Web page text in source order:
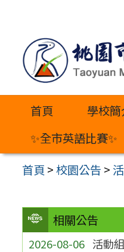
內
首頁 學校簡
✨全市英語比賽✨
首頁 >校園公告 >
相關公告
2026-08-06 活動組